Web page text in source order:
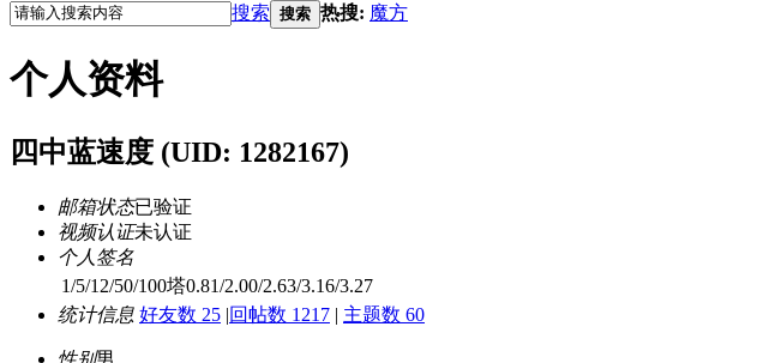
搜索 搜索 热搜: 魔方
个人资料
四中蓝速度 (UID: 1282167)
邮箱状态已验证
视频认证未认证
个人签名
1/5/12/50/100塔0.81/2.00/2.63/3.16/3.27
统计信息 好友数 25 |回帖数 1217 | 主题数 60
性别男